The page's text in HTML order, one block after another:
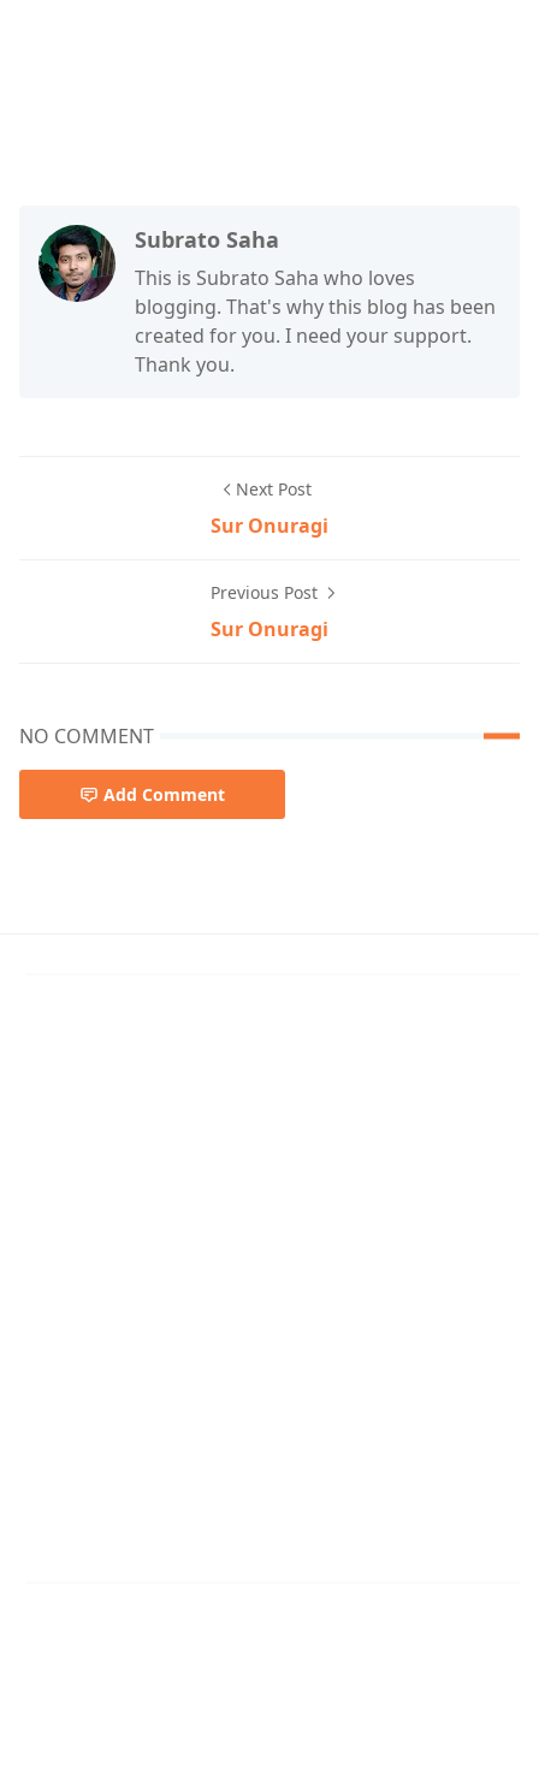
Subrato Saha
This is Subrato Saha who loves
blogging. That's why this blog has been
created for you. I need your support.
Thank you.
Next Post
Sur Onuragi
Previous Post
Sur Onuragi
NO COMMENT
Add Comment